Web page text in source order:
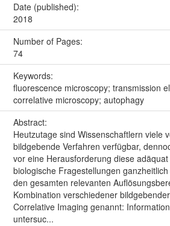
Date (published):
2018
Number of Pages:
74
Keywords:
fluorescence microscopy; transmission
correlative microscopy; autophagy
Abstract:
Heutzutage sind Wissenschaftlern viele
bildgebende Verfahren verfügbar,
vor eine Herausforderung diese
biologische Fragestellungen
den gesamten relevanten
Kombination verschiedener
Correlative Imaging genannt:
untersuc...